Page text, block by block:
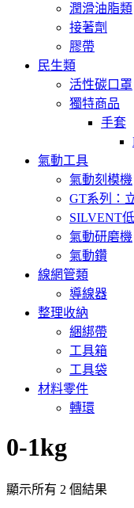
潤滑油脂類
接著劑
膠帶
民生類
活性碳口罩
獨特商品
手套
氣動工具
氣動刻模機
GT系列：
SILVENT
氣動研磨機
氣動鑽
線網管類
導線器
整理收納
綑綁帶
工具箱
工具袋
材料零件
轉環
0-1kg
顯示所有 2 個結果